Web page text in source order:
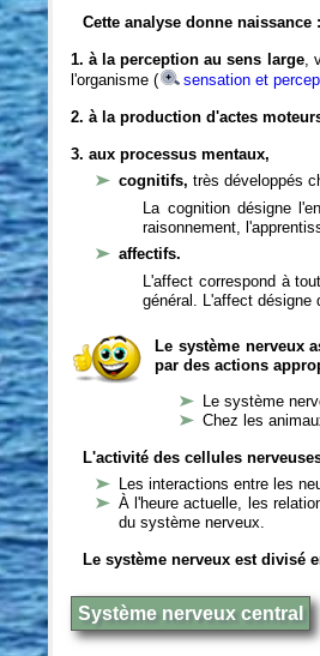
Cette analyse donne naissance :
1. à la perception au sens large,
l'organisme (
sensation et
2. à la production d'actes
3. aux processus mentaux,
cognitifs,très développés
La cognition désigne
raisonnement,
affectifs.
L'affect correspond à
général. L'affect désigne
Le système nerveux
par des actions
Le système
Chez les
L'activité des cellules
Les interactions entre les
À l'heure actuelle, les
du système nerveux.
Le système nerveux est divisé
Système nerveux central